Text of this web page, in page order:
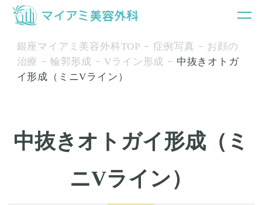
銀座マイアミ美容外科TOP 症例写真
お顔の
治療
輪郭形成 Vライン形成
中抜きオトガ
イ形成（ミニVライン）
中抜きオトガイ形成（ミ
ニVライン）